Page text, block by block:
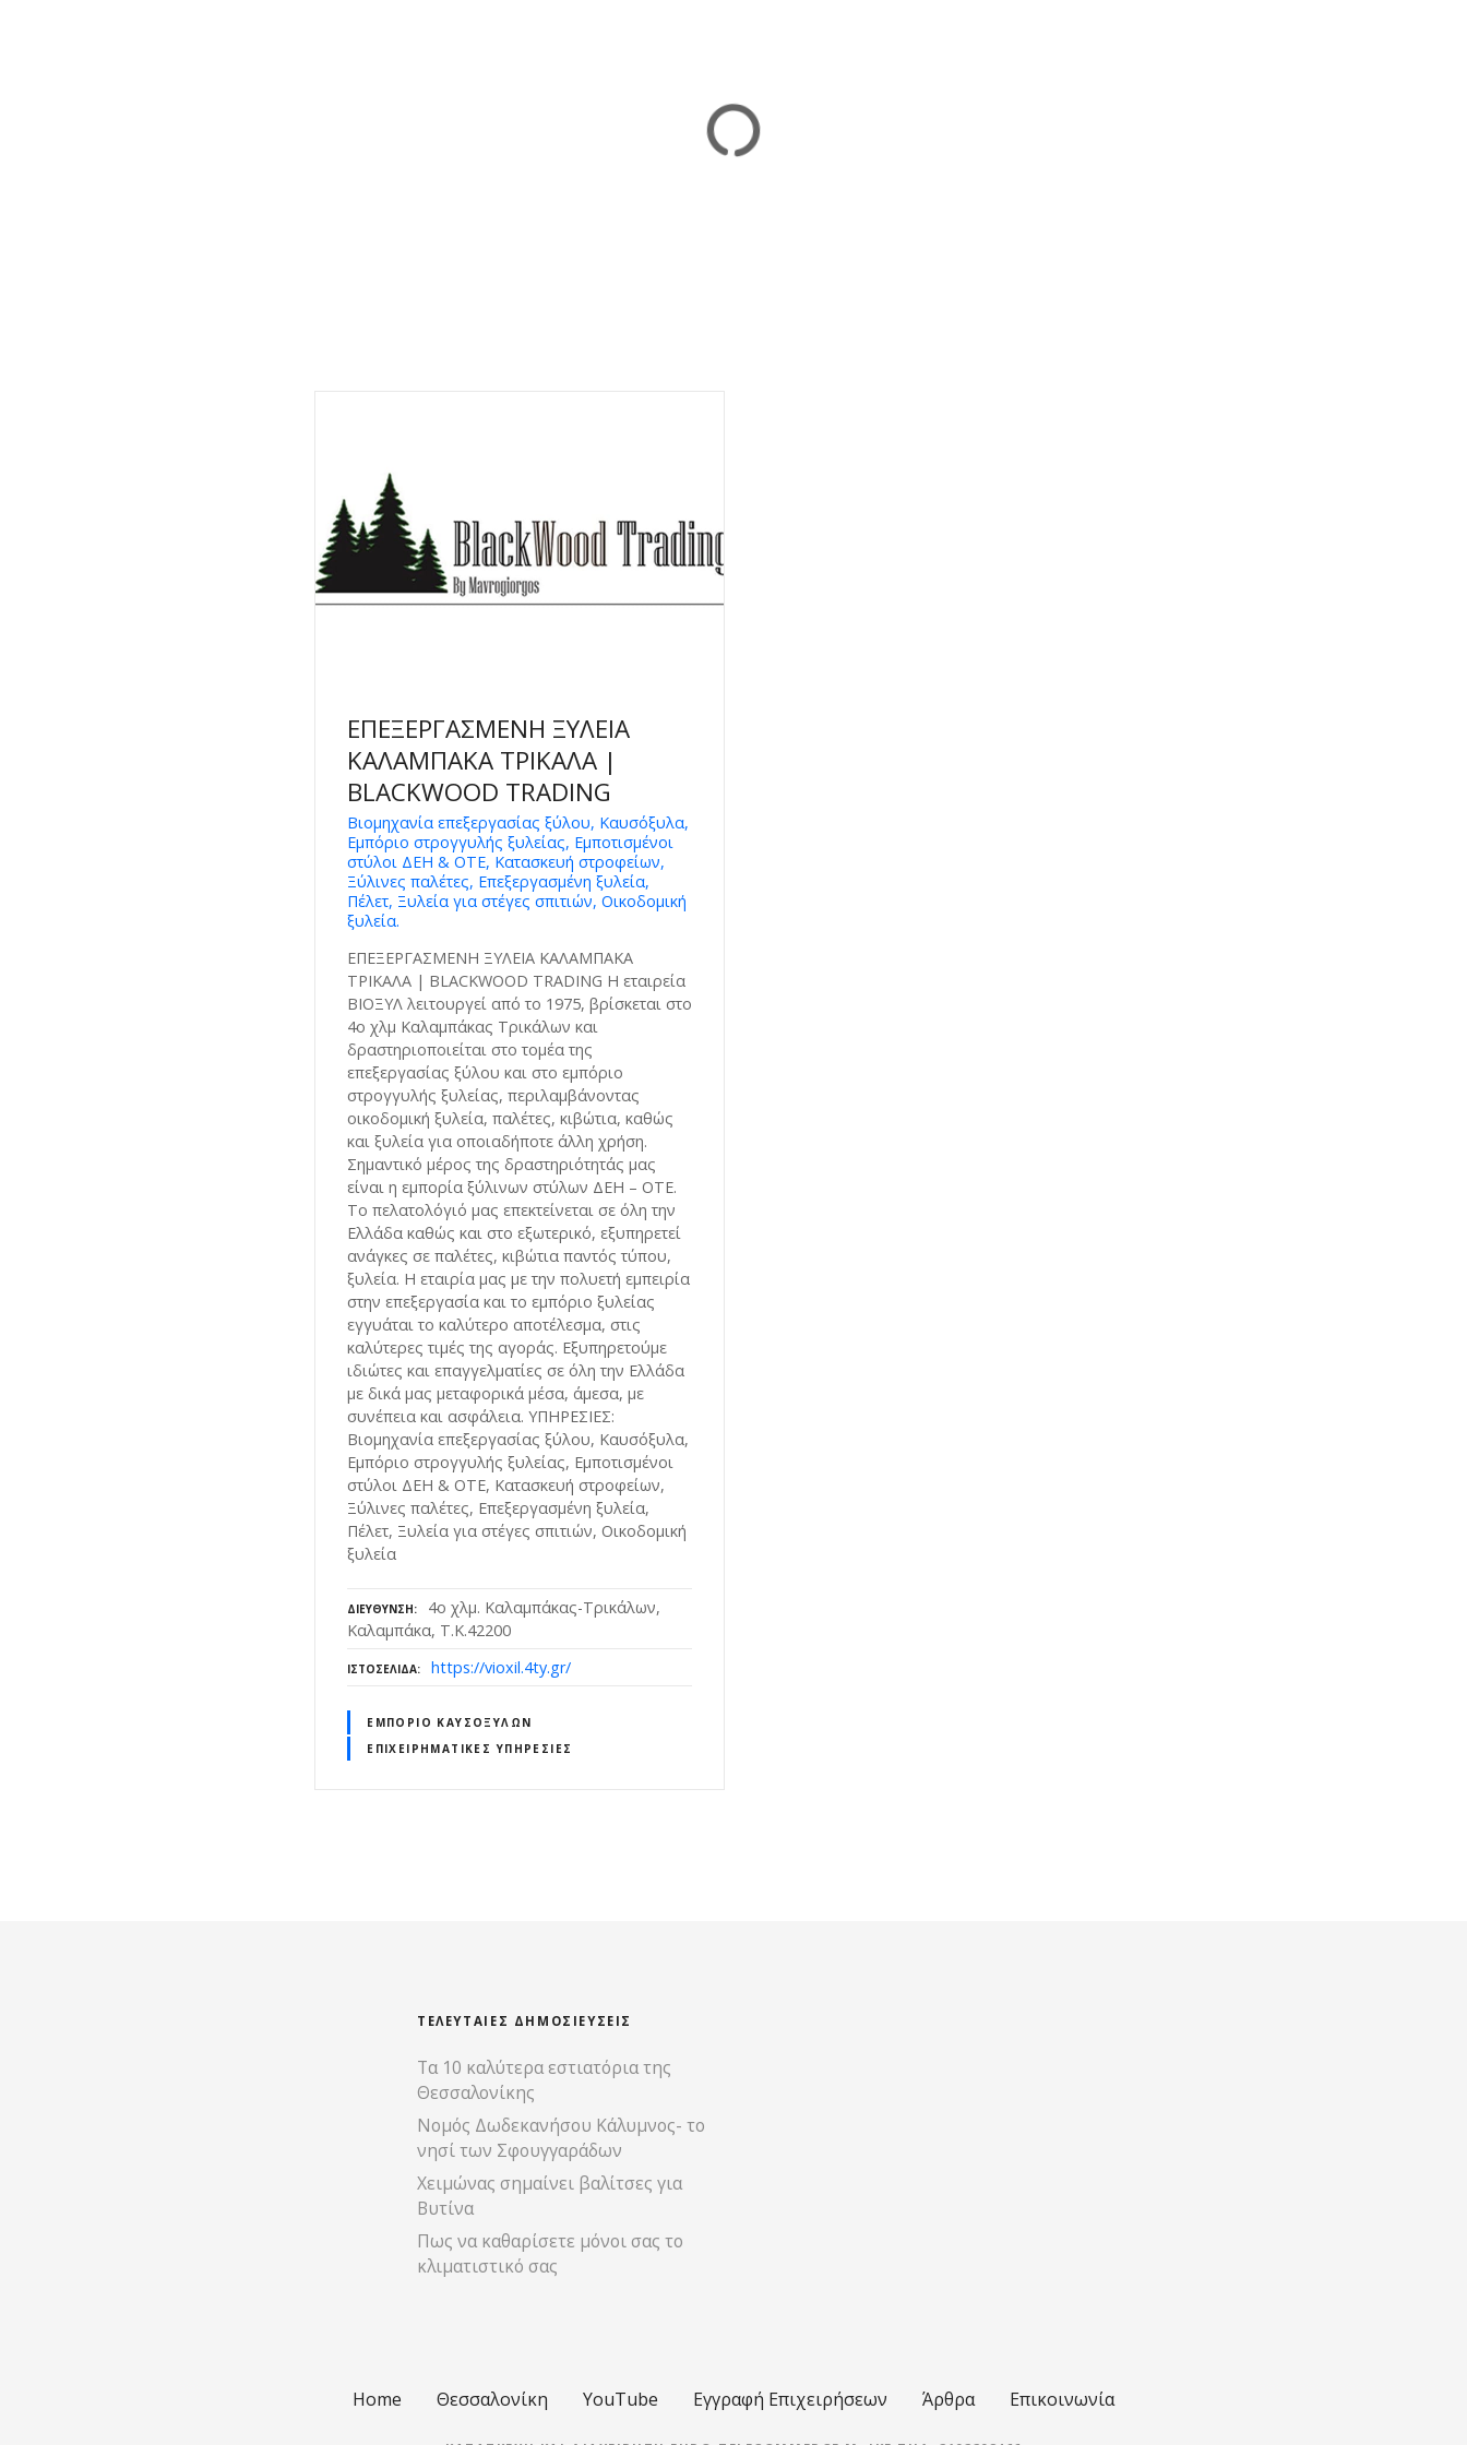
ΕΠΕΞΕΡΓΑΣΜΕΝΗ ΞΥΛΕΙΑ
ΚΑΛΑΜΠΑΚΑ ΤΡΙΚΑΛΑ |
BLACKWOOD TRADING
Βιομηχανία επεξεργασίας ξύλου, Καυσόξυλα,
Εμπόριο στρογγυλής ξυλείας, Εμποτισμένοι
στύλοι ΔΕΗ & ΟΤΕ, Κατασκευή στροφείων,
Ξύλινες παλέτες, Επεξεργασμένη ξυλεία,
Πέλετ, Ξυλεία για στέγες σπιτιών, Οικοδομική
ξυλεία.
ΕΠΕΞΕΡΓΑΣΜΕΝΗ ΞΥΛΕΙΑ ΚΑΛΑΜΠΑΚΑ
ΤΡΙΚΑΛΑ | BLACKWOOD TRADING Η εταιρεία
ΒΙΟΞΥΛ λειτουργεί από το 1975, βρίσκεται στο
4ο χλμ Καλαμπάκας Τρικάλων και
δραστηριοποιείται στο τομέα της
επεξεργασίας ξύλου και στο εμπόριο
στρογγυλής ξυλείας, περιλαμβάνοντας
οικοδομική ξυλεία, παλέτες, κιβώτια, καθώς
και ξυλεία για οποιαδήποτε άλλη χρήση.
Σημαντικό μέρος της δραστηριότητάς μας
είναι η εμπορία ξύλινων στύλων ΔΕΗ – ΟΤΕ.
Το πελατολόγιό μας επεκτείνεται σε όλη την
Ελλάδα καθώς και στο εξωτερικό, εξυπηρετεί
ανάγκες σε παλέτες, κιβώτια παντός τύπου,
ξυλεία. Η εταιρία μας με την πολυετή εμπειρία
στην επεξεργασία και το εμπόριο ξυλείας
εγγυάται το καλύτερο αποτέλεσμα, στις
καλύτερες τιμές της αγοράς. Εξυπηρετούμε
ιδιώτες και επαγγελματίες σε όλη την Ελλάδα
με δικά μας μεταφορικά μέσα, άμεσα, με
συνέπεια και ασφάλεια. ΥΠΗΡΕΣΙΕΣ:
Βιομηχανία επεξεργασίας ξύλου, Καυσόξυλα,
Εμπόριο στρογγυλής ξυλείας, Εμποτισμένοι
στύλοι ΔΕΗ & ΟΤΕ, Κατασκευή στροφείων,
Ξύλινες παλέτες, Επεξεργασμένη ξυλεία,
Πέλετ, Ξυλεία για στέγες σπιτιών, Οικοδομική
ξυλεία
ΔΙΕΎΘΥΝΣΗ
4ο χλμ. Καλαμπάκας-Τρικάλων,
Καλαμπάκα, Τ.Κ.42200
ΙΣΤΟΣΕΛΊΔΑ https://vioxil.4ty.gr/
ΕΜΠΌΡΙΟ ΚΑΥΣΌΞΥΛΩΝ
ΕΠΙΧΕΙΡΗΜΑΤΙΚΈΣ ΥΠΗΡΕΣΊΕΣ
ΤΕΛΕΥΤΑΊΕΣ ΔΗΜΟΣΙΕΎΣΕΙΣ
Τα 10 καλύτερα εστιατόρια της
Θεσσαλονίκης
Νομός Δωδεκανήσου Κάλυμνος- το
νησί των Σφουγγαράδων
Χειμώνας σημαίνει βαλίτσες για
Βυτίνα
Πως να καθαρίσετε μόνοι σας το
κλιματιστικό σας
Home Θεσσαλονίκη YouTube Εγγραφή Επιχειρήσεων Άρθρα Επικοινωνία